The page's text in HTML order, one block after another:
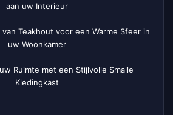
aan uw Interieur
Teakhout voor een Warme Sfeer in
uw Woonkamer
Ruimte met een Stijlvolle Smalle
Kledingkast